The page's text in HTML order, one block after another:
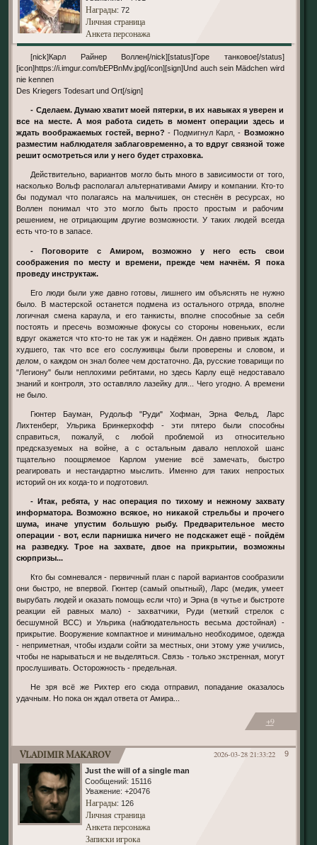
Награды: 72
Личная страница
Анкета персонажа
[nick]Карл Райнер Воллен[/nick][status]Горе танковое[/status]
[icon]https://i.imgur.com/bEPBnMv.jpg[/icon][sign]Und auch sein Mädchen wird
nie kennen
Des Kriegers Todesart und Ort[/sign]
- Сделаем. Думаю хватит моей пятерки, в их навыках я уверен и
все на месте. А моя работа сидеть в момент операции здесь и
ждать воображаемых гостей, верно? - Подмигнул Карл, - Возможно
разместим наблюдателя заблаговременно, а то вдруг связной тоже
решит осмотреться или у него будет страховка.
Действительно, вариантов могло быть много в зависимости от того,
насколько Вольф располагал альтернативами Амиру и компании. Кто-то
бы подумал что полагаясь на мальчишек, он стеснён в ресурсах, но
Воллен понимал что это могло быть просто простым и рабочим
решением, не отрицающим другие возможности. У таких людей всегда
есть что-то в запасе.
- Поговорите с Амиром, возможно у него есть свои
соображения по месту и времени, прежде чем начнём. Я пока
проведу инструктаж.
Его люди были уже давно готовы, лишнего им объяснять не нужно
было. В мастерской останется подмена из остального отряда, вполне
логичная смена караула, и его танкисты, вполне способные за себя
постоять и пресечь возможные фокусы со стороны новеньких, если
вдруг окажется что кто-то не так уж и надёжен. Он давно привык ждать
худшего, так что все его сослуживцы были проверены и словом, и
делом, о каждом он знал более чем достаточно. Да, русские товарищи по
"Легиону" были неплохими ребятами, но здесь Карлу ещё недоставало
знаний и контроля, это оставляло лазейку для... Чего угодно. А времени
не было.
Гюнтер Бауман, Рудольф "Руди" Хофман, Эрна Фельд, Ларс
Лихтенберг, Ульрика Бринкерхофф - эти пятеро были способны
справиться, пожалуй, с любой проблемой из относительно
предсказуемых на войне, а с остальным давало неплохой шанс
тщательно поощряемое Карлом умение всё замечать, быстро
реагировать и нестандартно мыслить. Именно для таких непростых
историй он их когда-то и подготовил.
- Итак, ребята, у нас операция по тихому и нежному захвату
информатора. Возможно всякое, но никакой стрельбы и прочего
шума, иначе упустим большую рыбу. Предварительное место
операции - вот, если парнишка ничего не подскажет ещё - пойдём
на разведку. Трое на захвате, двое на прикрытии, возможны
сюрпризы...
Кто бы сомневался - первичный план с парой вариантов сообразили
они быстро, не впервой. Гюнтер (самый опытный), Ларс (медик, умеет
вырубать людей и оказать помощь если что) и Эрна (в чутье и быстроте
реакции ей равных мало) - захватчики, Руди (меткий стрелок с
бесшумной ВСС) и Ульрика (наблюдательность весьма достойная) -
прикрытие. Вооружение компактное и минимально необходимое, одежда
- неприметная, чтобы издали сойти за местных, они этому уже учились,
чтобы не нарываться и не выделяться. Связь - только экстренная, могут
прослушивать. Осторожность - предельная.
Не зря всё же Рихтер его сюда отправил, попадание оказалось
удачным. Но пока он ждал ответа от Амира...
+9
9
2026-03-28 21:33:22
Vladimir Makarov
Just the will of a single man
Сообщений: 15116
Уважение: +20476
Награды: 126
Личная страница
Анкета персонажа
Записки игрока